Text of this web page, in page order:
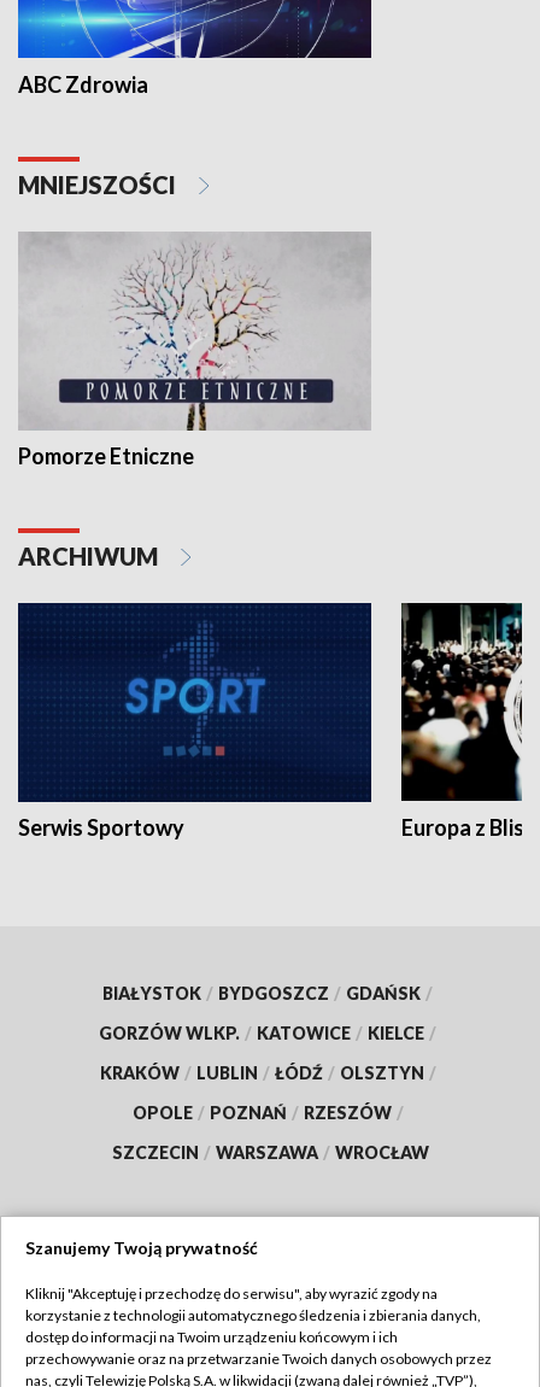
ABC Zdrowia
MNIEJSZOŚCI
Pomorze Etniczne
ARCHIWUM
Serwis Sportowy Europa z
BIAŁYSTOK / BYDGOSZCZ / GDAŃSK /
GORZÓW WLKP. / KATOWICE / KIELCE /
KRAKÓW / LUBLIN / ŁÓDŹ / OLSZTYN /
OPOLE / POZNAŃ / RZESZÓW /
SZCZECIN / WARSZAWA / WROCŁAW
TVP
Abonament TVP
Regulamin TVP
Szanujemy Twoją prywatność
Kliknij "Akceptuję i przechodzę do serwisu", aby wyrazić zgody na
korzystanie z technologii automatycznego śledzenia i zbierania danych,
dostęp do informacji na Twoim urządzeniu końcowym i ich
przechowywanie oraz na przetwarzanie Twoich danych osobowych przez
nas, czyli Telewizję Polską S.A. w likwidacji (zwaną dalej również „TVP”),